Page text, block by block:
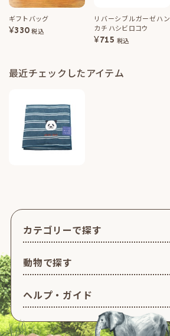
ギフトバッグ
¥330 税込
リバーシブルガーゼハン
カチ ハシビロコウ
¥715 税込
最近チェックしたアイテム
カテゴリーで探す
動物で探す
ヘルプ・ガイド